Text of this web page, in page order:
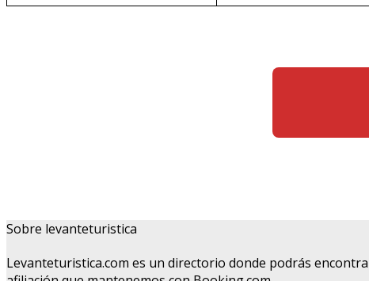
Sobre levanteturistica
Levanteturistica.com es un directorio donde podrás